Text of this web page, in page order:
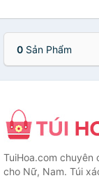
0 Sản Phẩm
TuiHoa.com chuyên
cho Nữ, Nam. Túi